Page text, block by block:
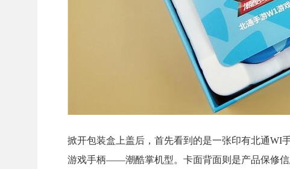
掀开包装盒上盖后，首先看到的是一张印有北通WI
游戏手柄——潮酷掌机型。卡面背面则是产品保修信